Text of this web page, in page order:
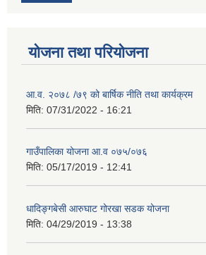
योजना तथा परियोजना
आ.व. २०७८ /७९ को बार्षिक नीति तथा कार्यक्रम
मिति: 07/31/2022 - 16:21
गाउँपालिका योजना आ.व ०७५/०७६
मिति: 05/17/2019 - 12:41
धादिङ्गबेसी आरुघाट गोरखा सडक योजना
मिति: 04/29/2019 - 13:38